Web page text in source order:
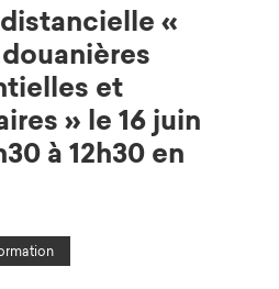
«
et
» le 16 juin
à 12h30 en